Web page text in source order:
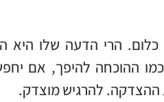
כלום. הרי הדעה שלו היא
כמו ההוכחה להיפך, אם
להרגיש מוצדק.